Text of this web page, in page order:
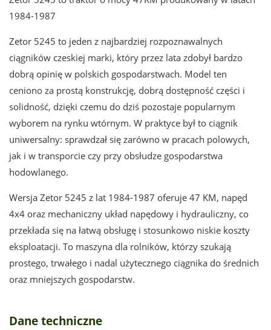
1984-1987
Zetor 5245 to jeden z najbardziej rozpoznawalnych
ciągników czeskiej marki, który przez lata zdobył bardzo
dobrą opinię w polskich gospodarstwach. Model ten
ceniono za prostą konstrukcję, dobrą dostępność części i
solidność, dzięki czemu do dziś pozostaje popularnym
wyborem na rynku wtórnym. W praktyce był to ciągnik
uniwersalny: sprawdzał się zarówno w pracach polowych,
jak i w transporcie czy przy obsłudze gospodarstwa
hodowlanego.
Wersja Zetor 5245 z lat 1984-1987 oferuje 47 KM, napęd
4x4 oraz mechaniczny układ napędowy i hydrauliczny, co
przekłada się na łatwą obsługę i stosunkowo niskie koszty
eksploatacji. To maszyna dla rolników, którzy szukają
prostego, trwałego i nadal użytecznego ciągnika do średnich
oraz mniejszych gospodarstw.
Dane techniczne